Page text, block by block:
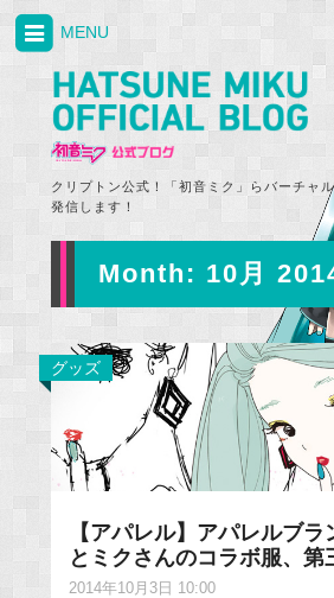
クリプトン公式！「初音ミク」らバーチャ
発信します！
MENU
Month: 10月
グッズ
【アパレル】アパレルブラ
とミクさんのコラボ服、第
2014年10月3日 10:00